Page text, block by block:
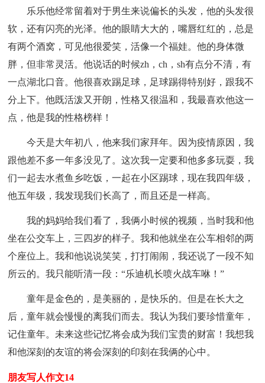
乐乐他经常留着对于男生来说偏长的头发，他的头发很
软，还有闪亮的光泽。他的眼睛大大的，嘴唇红红的，总是
有两个酒窝，可见他很爱笑，活像一个福娃。他的身体微
胖，但非常灵活。他说话的时候zh，ch，sh有点分不清，有
一点湖北口音。他很喜欢踢足球，足球踢得特别好，跟我不
分上下。他既活泼又开朗，性格又很温和，我最喜欢他这一
点，他是我的性格榜样！
今天是大年初八，他来我们家拜年。因为疫情原因，我
跟他差不多一年多没见了。这次我一定要和他多多玩耍，我
们一起去水煮鱼乡吃饭，一起在小区踢球，现在我四年级，
他五年级，我发现我们长高了，而且还是一样高。
我的妈妈给我们看了，我俩小时候的视频，当时我和他
坐在公交车上，三四岁的样子。我和他就坐在公车相邻的两
个座位上。我和他说说笑笑，打打闹闹，我还说了一段不知
所云的。我只能听清一段：“乐迪机长喷火战车咻！”
童年是金色的，是美丽的，是快乐的。但是在长大之
后，童年就会慢慢的离我们而去。我认为我们要珍惜童年，
记住童年。未来这些记忆将会成为我们宝贵的财富！我想我
和他深刻的友谊的将会深刻的印刻在我俩的心中。
朋友写人作文14